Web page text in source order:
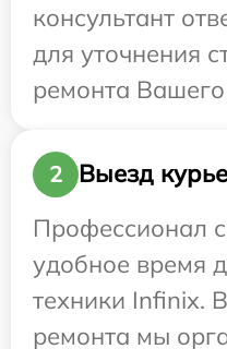
консультант
для уточнения
ремонта
2
Выезд
Профессионал
удобное время
техники Infinix.
ремонта мы